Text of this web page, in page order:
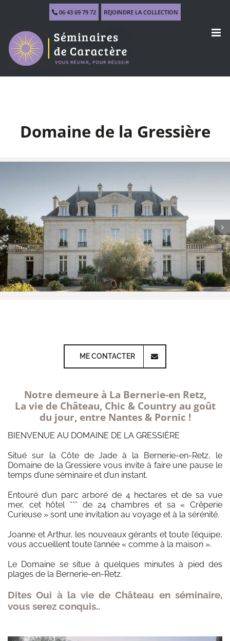
06 43 69 79 72 REJOINDRE LA COLLECTION
Domaine de la Gressière
ME CONTACTER
Notre demeure à La Bernerie-en Retz,
La vie de Château, Chic & Country au goût
du jour, entre Nantes & Pornic !
BIENVENUE AU DOMAINE DE LA GRESSIÈRE
Situé sur la Côte de Jade à la Bernerie-­en-­Retz, le
Domaine de la Gressiere vous invite à faire une pause le
temps d’une séminaire et d’un instant.
Entouré d’un parc arboré de 4 hectares et de sa vue
mer, cet hôtel *** de 24 chambres et sa « Crêperie
Curieuse » sont une invitation au voyage et à la sérénité.
Joanne et Arthur, les nouveaux gérants et toute l’équipe,
vous accueillent toute l’année « comme à la maison ».
Le Domaine se situe à quelques minutes à pied des
plages de la Bernerie-­en-­Retz.
Dites Oui à la vie de Château en séminaire,
vous serez conquis..